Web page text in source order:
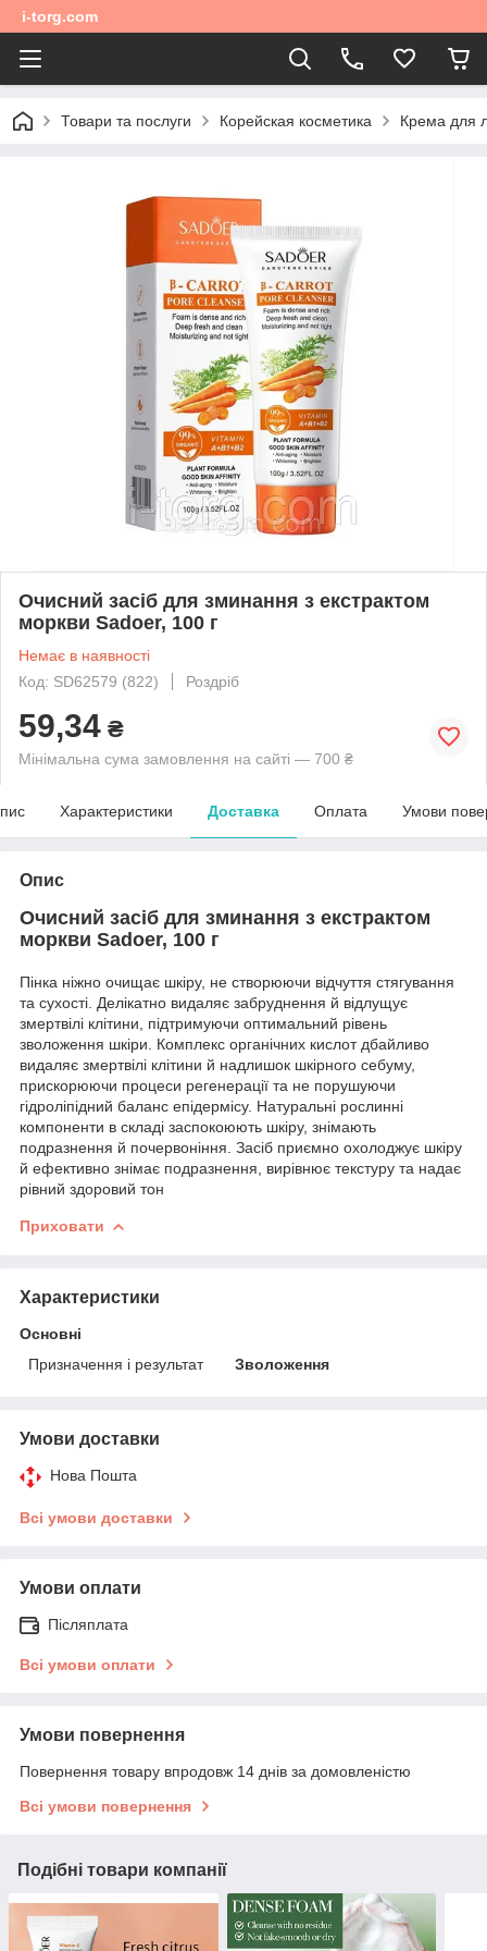
i-torg.com
Товари та послуги Корейская косметика Крема для
Очисний засіб для зминання з екстрактом
моркви Sadoer, 100 г
Немає в наявності
Код: SD62579 (822)
Роздріб
59,34 ₴
Мінімальна сума замовлення на сайті — 700 ₴
Характеристики Доставка Оплата Умови
Опис
Очисний засіб для зминання з екстрактом
моркви Sadoer, 100 г
Пінка ніжно очищає шкіру, не створюючи відчуття стягування
та сухості. Делікатно видаляє забруднення й відлущує
змертвілі клітини, підтримуючи оптимальний рівень
зволоження шкіри. Комплекс органічних кислот дбайливо
видаляє змертвілі клітини й надлишок шкірного себуму,
прискорюючи процеси регенерації та не порушуючи
гідроліпідний баланс епідермісу. Натуральні рослинні
компоненти в складі заспокоюють шкіру, знімають
подразнення й почервоніння. Засіб приємно охолоджує шкіру
й ефективно знімає подразнення, вирівнює текстуру та надає
рівний здоровий тон
Приховати
Характеристики
Основні
Призначення і результат
Зволоження
Умови доставки
Нова Пошта
Всі умови доставки
Умови оплати
Післяплата
Всі умови оплати
Умови повернення
Повернення товару впродовж 14 днів за домовленістю
Всі умови повернення
Подібні товари компанії